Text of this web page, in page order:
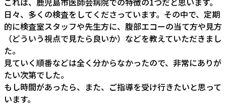
日々、多くの検査をしてくださっています。その中で、定期
的に検査室スタッフや先生方に、腹部エコーの当て方や見方
（どういう視点で見たら良いか）などを教えていただきまし
た。
見ていく順番などは全く分からなかったので、非常にありが
たい次第でした。
もし時間があったら、また、ご指導を受け行きたいと思って
います。